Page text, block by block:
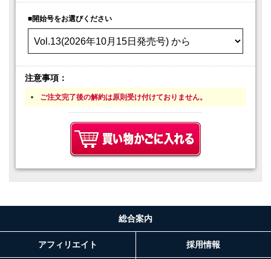
■開始号をお選びください
注意事項：
ご注文完了後の解約は原則受け付けておりません。
総合案内
アフィリエイト 採用情報